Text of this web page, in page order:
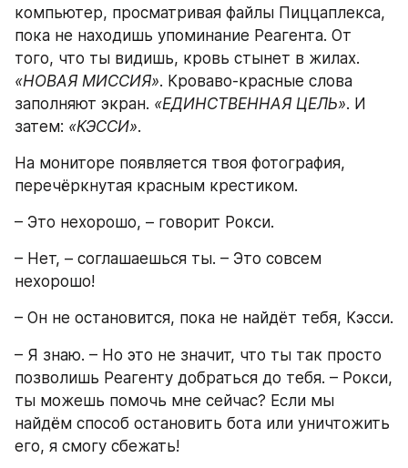
компьютер, просматривая файлы Пиццаплекса,
пока не находишь упоминание Реагента. От
«НОВАЯ МИССИЯ». Кроваво-красные слова
заполняют экран. «ЕДИНСТВЕННАЯ ЦЕЛЬ». И
затем: «КЭССИ».
На мониторе появляется твоя фотография,
перечёркнутая красным крестиком.
– Это нехорошо, – говорит Рокси.
– Нет, – соглашаешься ты. – Это совсем
нехорошо!
– Он не остановится, пока не найдёт тебя, Кэсси.
– Я знаю. – Но это не значит, что ты так просто
позволишь Реагенту добраться до тебя. – Рокси,
ты можешь помочь мне сейчас? Если мы
найдём способ остановить бота или уничтожить
его, я смогу сбежать!